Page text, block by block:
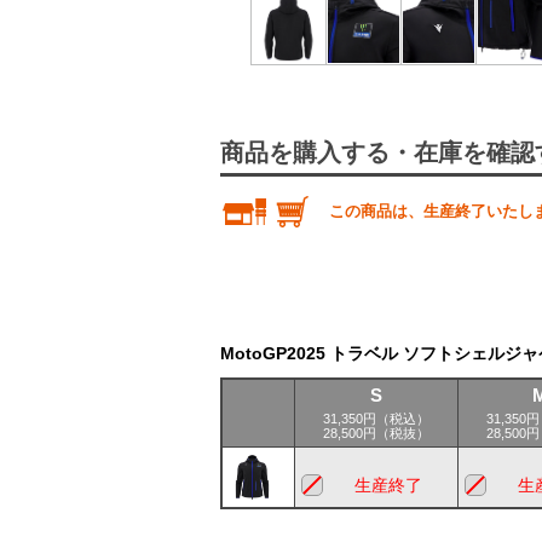
商品を購入する・在庫を確認
この商品は、生産終了いたし
MotoGP2025 トラベル ソフトシェルジャ
S
31,350円（税込）
28,500円（税抜）
31,350
28,500
生産終了 生